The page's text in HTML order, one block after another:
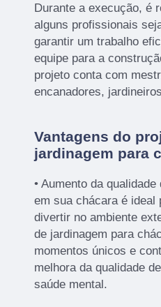
Durante a execução, é
alguns profissionais
garantir um trabalho
equipe para a
projeto conta com
encanadores,
Vantagens do
jardinagem para
• Aumento da
em sua chácara é ideal
divertir no ambiente
de jardinagem para
momentos únicos e
melhora da qualidade
saúde mental.